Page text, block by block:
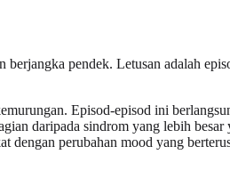
berjangka pendek. Letusan adalah
Episod-episod ini
daripada sindrom yang lebih
dengan perubahan mood yang